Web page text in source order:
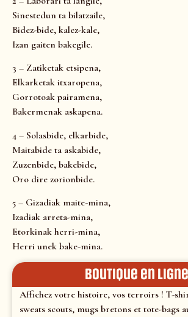
Sinestedun ta bilatzaile,
Bidez-bide, kalez-kale,
Izan gaiten bakegile.
3 – Zatiketak etsipena,
Elkarketak itxaropena,
Gorrotoak pairamena,
Bakermenak askapena.
4 – Solasbide, elkarbide,
Maitabide ta askabide,
Zuzenbide, bakebide,
Oro dire zorionbide.
5 – Gizadiak maite-mina,
Izadiak arreta-mina,
Etorkinak herri-mina,
Herri unek bake-mina.
Boutique en ligne
Affichez votre histoire, vos terroirs ! T-
sweats scouts, mugs bretons et tote-bags